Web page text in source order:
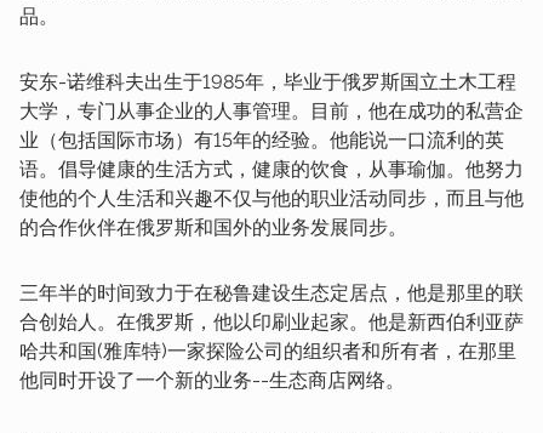
品。
安东-诺维科夫出生于1985年，毕业于俄罗斯国立土木工程
大学，专门从事企业的人事管理。目前，他在成功的私营企
业（包括国际市场）有15年的经验。他能说一口流利的英
语。倡导健康的生活方式，健康的饮食，从事瑜伽。他努力
使他的个人生活和兴趣不仅与他的职业活动同步，而且与他
的合作伙伴在俄罗斯和国外的业务发展同步。
三年半的时间致力于在秘鲁建设生态定居点，他是那里的联
合创始人。在俄罗斯，他以印刷业起家。他是新西伯利亚萨
哈共和国(雅库特)一家探险公司的组织者和所有者，在那里
他同时开设了一个新的业务--生态商店网络。